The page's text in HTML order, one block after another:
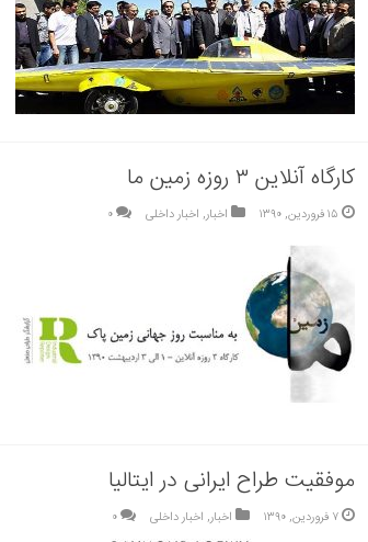
کارگاه آنلاین ۳ روزه زمین ما
۱۵ فروردین, ۱۳۹۰ اخبار, اخبار داخلی ۰
موفقیت طراح ایرانی در ایتالیا
۷ فروردین, ۱۳۹۰ اخبار, اخبار داخلی ۰